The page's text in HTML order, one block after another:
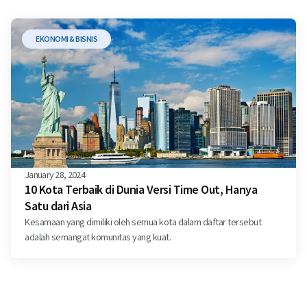
EKONOMI & BISNIS
January 28, 2024
10 Kota Terbaik di Dunia Versi Time Out, Hanya
Satu dari Asia
Kesamaan yang dimiliki oleh semua kota dalam daftar tersebut
adalah semangat komunitas yang kuat.